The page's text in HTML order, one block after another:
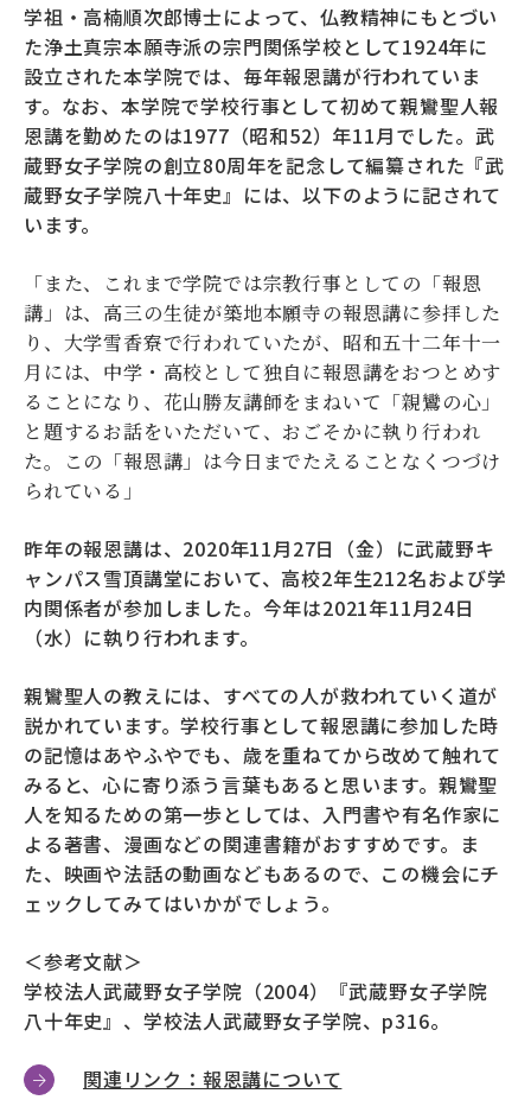
学祖・高楠順次郎博士によって、仏教精神にもとづい
た浄土真宗本願寺派の宗門関係学校として1924年に
設立された本学院では、毎年報恩講が行われていま
す。なお、本学院で学校行事として初めて親鸞聖人報
恩講を勤めたのは1977（昭和52）年11月でした。武
蔵野女子学院の創立80周年を記念して編纂された『武
蔵野女子学院八十年史』には、以下のように記されて
います。
「また、これまで学院では宗教行事としての「報恩
講」は、高三の生徒が築地本願寺の報恩講に参拝した
り、大学雪香寮で行われていたが、昭和五十二年十一
月には、中学・高校として独自に報恩講をおつとめす
ることになり、花山勝友講師をまねいて「親鸞の心」
と題するお話をいただいて、おごそかに執り行われ
た。この「報恩講」は今日までたえることなくつづけ
られている 」
昨年の報恩講は、2020年11月27日（金）に武蔵野キ
ャンパス雪頂講堂において、高校2年生212名および学
内関係者が参加しました。今年は2021年11月24日
（水）に執り行われます。
親鸞聖人の教えには、すべての人が救われていく道が
説かれています。学校行事として報恩講に参加した時
の記憶はあやふやでも、歳を重ねてから改めて触れて
みると、心に寄り添う言葉もあると思います。親鸞聖
人を知るための第一歩としては、入門書や有名作家に
よる著書、漫画などの関連書籍がおすすめです。ま
た、映画や法話の動画などもあるので、この機会にチ
ェックしてみてはいかがでしょう。
＜参考文献＞
学校法人武蔵野女子学院（2004）『武蔵野女子学院
八十年史 』、学校法人武蔵野女子学院、p316。
関連リンク：報恩講について